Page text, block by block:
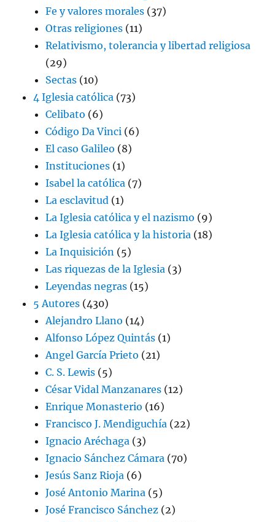
Fe y valores morales (37)
Otras religiones (11)
Relativismo, tolerancia y libertad religiosa
(29)
Sectas (10)
4 Iglesia católica (73)
Celibato (6)
Código Da Vinci (6)
El caso Galileo (8)
Instituciones (1)
Isabel la católica (7)
La esclavitud (1)
La Iglesia católica y el nazismo (9)
La Iglesia católica y la historia (18)
La Inquisición (5)
Las riquezas de la Iglesia (3)
Leyendas negras (15)
5 Autores (430)
Alejandro Llano (14)
Alfonso López Quintás (1)
Angel García Prieto (21)
C. S. Lewis (5)
César Vidal Manzanares (12)
Enrique Monasterio (16)
Francisco J. Mendiguchía (22)
Ignacio Aréchaga (3)
Ignacio Sánchez Cámara (70)
Jesús Sanz Rioja (6)
José Antonio Marina (5)
José Francisco Sánchez (2)